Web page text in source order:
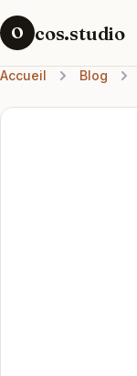
O cos.studio
Accueil Blog